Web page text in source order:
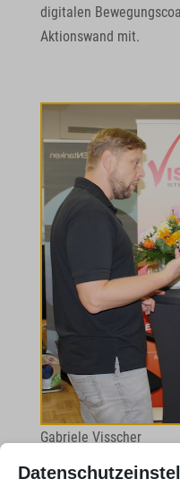
digitalen
Aktionswand mit.
Gabriele Visscher
Die Steuerberatung